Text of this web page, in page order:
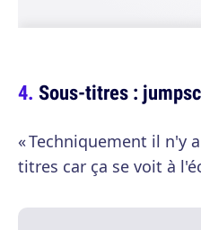
Sous-titres :
« Techniquement il n'y
titres car ça se voit à